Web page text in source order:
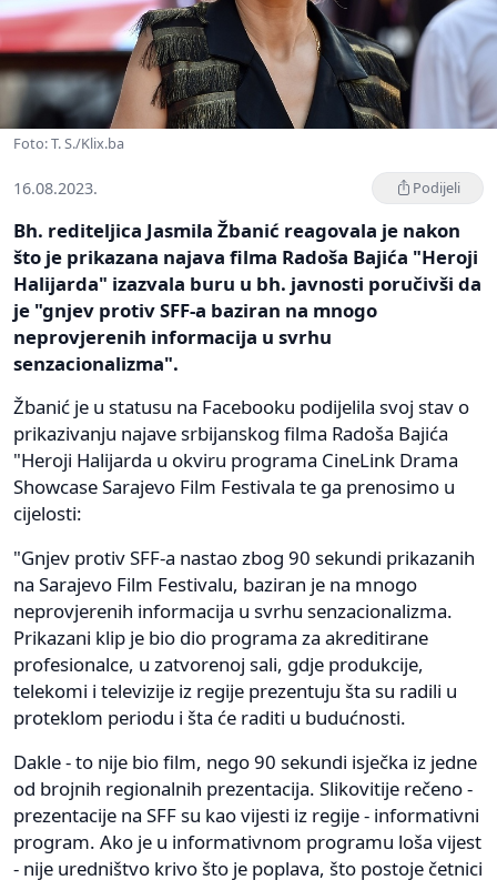
Foto: T. S./Klix.ba
16.08.2023. Podijeli
Bh. rediteljica Jasmila Žbanić reagovala je nakon
što je prikazana najava filma Radoša Bajića "Heroji
Halijarda" izazvala buru u bh. javnosti poručivši da
je "gnjev protiv SFF-a baziran na mnogo
neprovjerenih informacija u svrhu
senzacionalizma".
Žbanić je u statusu na Facebooku podijelila svoj stav o
prikazivanju najave srbijanskog filma Radoša Bajića
"Heroji Halijarda u okviru programa CineLink Drama
Showcase Sarajevo Film Festivala te ga prenosimo u
cijelosti:
"Gnjev protiv SFF-a nastao zbog 90 sekundi prikazanih
na Sarajevo Film Festivalu, baziran je na mnogo
neprovjerenih informacija u svrhu senzacionalizma.
Prikazani klip je bio dio programa za akreditirane
profesionalce, u zatvorenoj sali, gdje produkcije,
telekomi i televizije iz regije prezentuju šta su radili u
proteklom periodu i šta će raditi u budućnosti.
Dakle - to nije bio film, nego 90 sekundi isječka iz jedne
od brojnih regionalnih prezentacija. Slikovitije rečeno -
prezentacije na SFF su kao vijesti iz regije - informativni
program. Ako je u informativnom programu loša vijest
- nije uredništvo krivo što je poplava, što postoje četnici